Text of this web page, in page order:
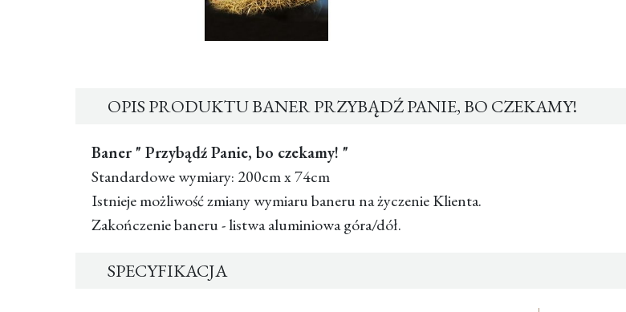
OPIS PRODUKTU BANER PRZYBĄDŹ PANIE, BO CZEKAMY!
Baner " Przybądź Panie, bo czekamy! "
Standardowe wymiary: 200cm x 74cm
Istnieje możliwość zmiany wymiaru baneru na życzenie Klienta.
Zakończenie baneru - listwa aluminiowa góra/dół.
SPECYFIKACJA